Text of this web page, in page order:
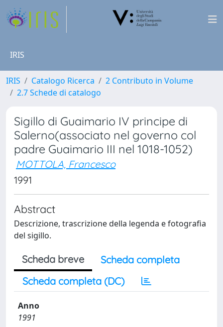
IRIS
IRIS Catalogo Ricerca
2 Contributo in Volume
2.7 Schede di catalogo
Sigillo di Guaimario IV principe di
Salerno(associato nel governo col
padre Guaimario III nel 1018-1052)
MOTTOLA, Francesco
1991
Abstract
Descrizione, trascrizione della legenda e fotografia
del sigillo.
Scheda breve
Scheda completa
Scheda completa (DC)
Anno
1991